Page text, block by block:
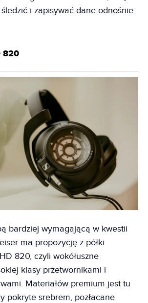
i zapisywać dane odnośnie
820
bardziej wymagającą w kwestii
ma propozycję z półki
820, czyli wokółuszne
klasy przetwornikami i
Materiałów premium jest tu
pokryte srebrem, pozłacane